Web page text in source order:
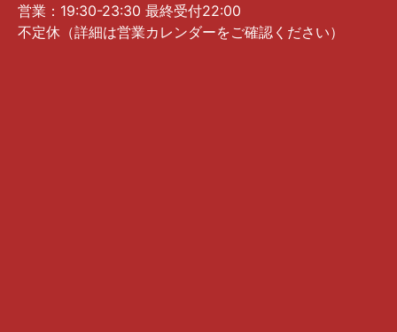
営業：19:30-23:30 最終受付22:00
不定休（詳細は営業カレンダーをご確認ください）